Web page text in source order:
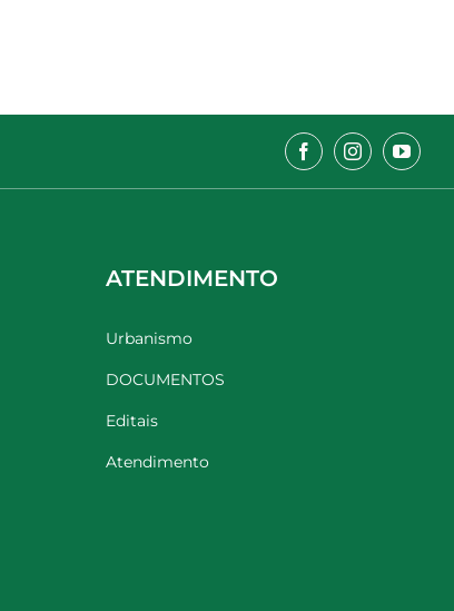
ATENDIMENTO
Urbanismo
DOCUMENTOS
Editais
Atendimento